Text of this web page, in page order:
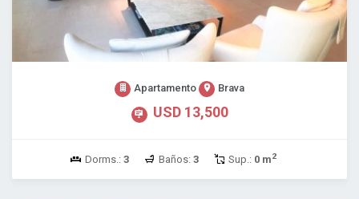
Apartamento Brava
USD 13,500
Dorms.: 3 Baños: 3 Sup.: 0 m2